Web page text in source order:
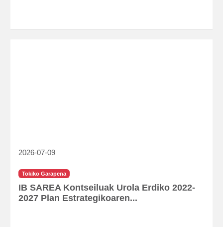
2026-07-09
Tokiko Garapena
IB SAREA Kontseiluak Urola Erdiko 2022-
2027 Plan Estrategikoaren...